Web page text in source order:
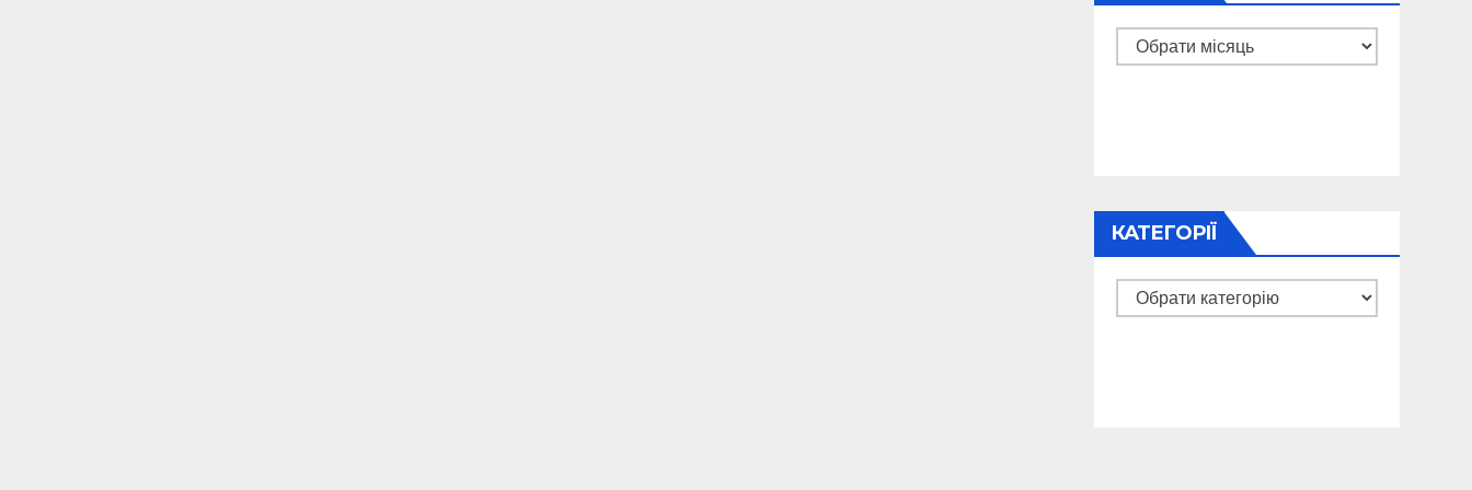
Архіви
КАТЕГОРІЇ
Категорії